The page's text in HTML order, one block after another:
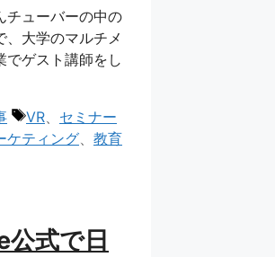
チューバーの中の
、大学のマルチメ
でゲスト講師をし
タ
グ
VR
セミナー
ケティング 教育
式で日